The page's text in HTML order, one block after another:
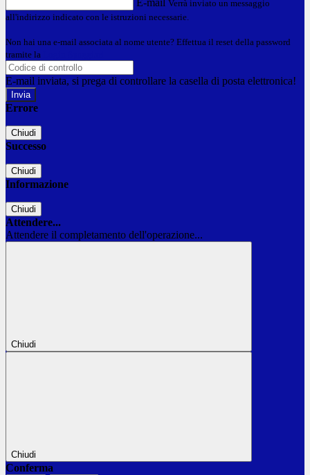
E-mail Verrà inviato un messaggio
all'indirizzo indicato con le istruzioni necessarie.
Non hai una e-mail associata al nome utente? Effettua il reset della password
tramite la
E-mail inviata, si prega di controllare la casella di posta elettronica!
Errore
Chiudi
Successo
Chiudi
Informazione
Chiudi
Attendere...
Attendere il completamento dell'operazione...
Chiudi
Chiudi
Conferma